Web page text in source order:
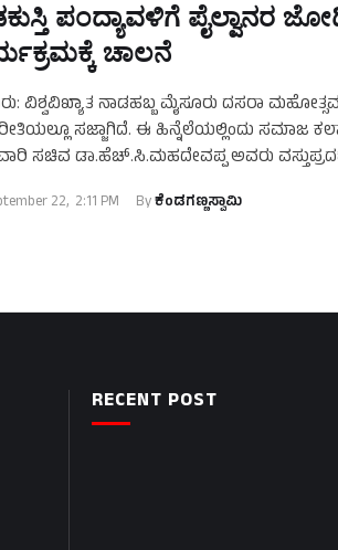
ಪಂದ್ಯಾವಳಿಗೆ ಪೈಲ್ವಾನರ
ಚಾಲನೆ
ವಿಶ್ವವಿಖ್ಯಾತ ನಾಡಹಬ್ಬ ಮೈಸೂರು ದಸರಾ
ಸಜ್ಜಾಗಿದೆ. ಈ ಹಿನ್ನೆಲೆಯಲ್ಲಿಂದು ಸಮಾಜ
ಸಚಿವ ಡಾ.ಹೆಚ್.ಸಿ.ಮಹದೇವಪ್ಪ ಅವರು
22, 2:11 PM By ಕೆಂಡಗಣ್ಣಸ್ವಾಮಿ
RECENT POST